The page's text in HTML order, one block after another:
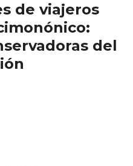
de viajeros
del